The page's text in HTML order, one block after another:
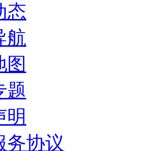
态
航
图
题
明
务协议